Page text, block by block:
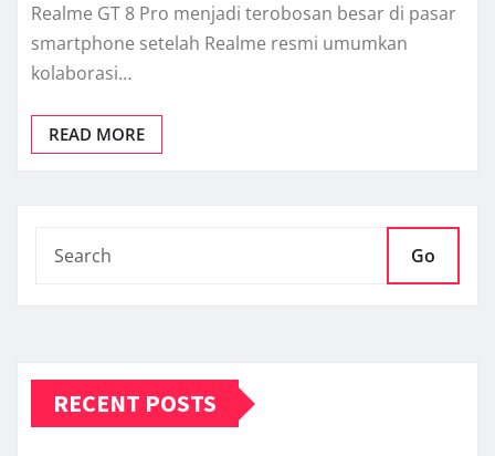
Realme GT 8 Pro menjadi terobosan besar di pasar
smartphone setelah Realme resmi umumkan
kolaborasi…
READ MORE
Go
RECENT POSTS